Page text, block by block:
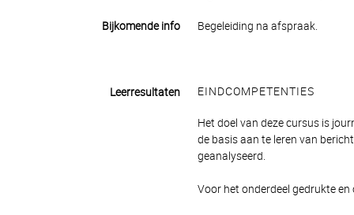
Bijkomende info Begeleiding na afspraak.
Leerresultaten EINDCOMPETENTIES
Het doel van deze cursus is
de basis aan te leren van
geanalyseerd.
Voor het onderdeel gedrukte en